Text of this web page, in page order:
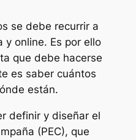
se debe recurrir a
y online. Es por ello
que debe hacerse
es saber cuántos
están.
definir y diseñar el
(PEC), que